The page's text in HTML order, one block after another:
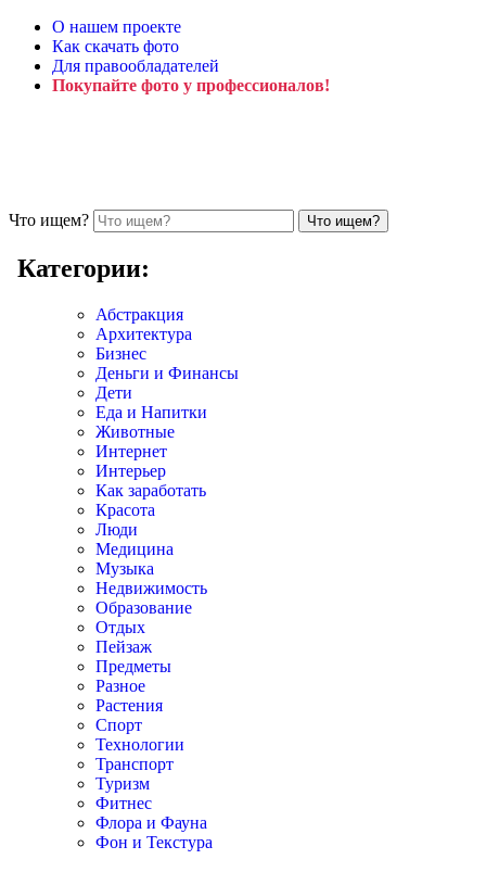
О нашем проекте
Как скачать фото
Для правообладателей
Покупайте фото у профессионалов!
Что ищем?
Категории:
Абстракция
Архитектура
Бизнес
Деньги и Финансы
Дети
Еда и Напитки
Животные
Интернет
Интерьер
Как заработать
Красота
Люди
Медицина
Музыка
Недвижимость
Образование
Отдых
Пейзаж
Предметы
Разное
Растения
Спорт
Технологии
Транспорт
Туризм
Фитнес
Флора и Фауна
Фон и Текстура